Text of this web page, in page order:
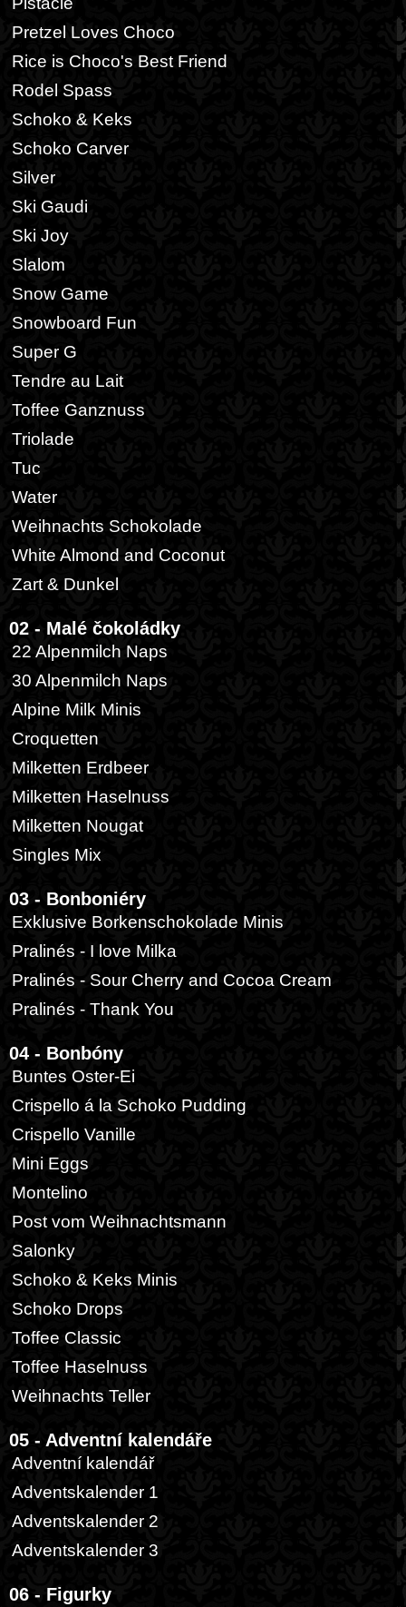
Pretzel Loves Choco
Rice is Choco's Best Friend
Rodel Spass
Schoko & Keks
Schoko Carver
Silver
Ski Gaudi
Ski Joy
Slalom
Snow Game
Snowboard Fun
Super G
Tendre au Lait
Toffee Ganznuss
Triolade
Tuc
Water
Weihnachts Schokolade
White Almond and Coconut
Zart & Dunkel
02 - Malé čokoládky
22 Alpenmilch Naps
30 Alpenmilch Naps
Alpine Milk Minis
Croquetten
Milketten Erdbeer
Milketten Haselnuss
Milketten Nougat
Singles Mix
03 - Bonboniéry
Exklusive Borkenschokolade Minis
Pralinés - I love Milka
Pralinés - Sour Cherry and Cocoa Cream
Pralinés - Thank You
04 - Bonbóny
Buntes Oster-Ei
Crispello á la Schoko Pudding
Crispello Vanille
Mini Eggs
Montelino
Post vom Weihnachtsmann
Salonky
Schoko & Keks Minis
Schoko Drops
Toffee Classic
Toffee Haselnuss
Weihnachts Teller
05 - Adventní kalendáře
Adventní kalendář
Adventskalender 1
Adventskalender 2
Adventskalender 3
06 - Figurky